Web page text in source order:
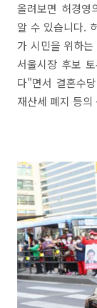
올려보면 허경영
알 수 있습니다.
가 시민을 위하
서울시장 후보
다"면서 결혼수
재산세 폐지 등의